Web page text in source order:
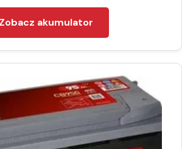
Zobacz akumulator